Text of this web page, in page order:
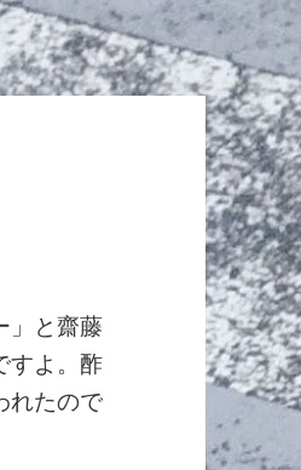
」と齋藤
すよ。酢
れたので